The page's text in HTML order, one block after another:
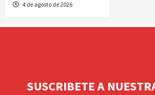
4 de agosto de 2026
SUSCRIBETE A